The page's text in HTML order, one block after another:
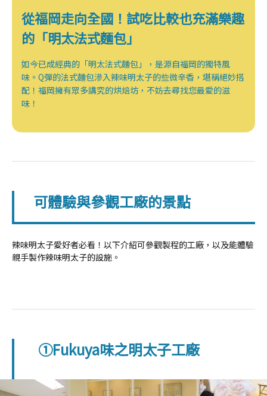
從福岡走向全國！試吃比較也充滿樂趣
的「明太法式麵包」
如今已成經典的「明太法式麵包」，是源自福岡的獨特風
味。Q彈的法式麵包滲入辣味明太子的些微辛香，堪稱絕妙搭
配！福岡擁有眾多講究的烘焙坊，不妨去尋找您最愛的滋
味！
可體驗與參觀工廠的景點
辣味明太子愛好者必看！以下介紹可參觀製程的工廠，以及能體驗
親手製作辣味明太子的設施。
①Fukuya味之明太子工廠